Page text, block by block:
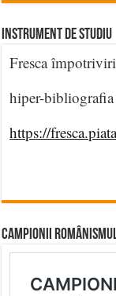
INSTRUMENT DE STUDIU
Fresca
hiper-
https://
CAMPIONII